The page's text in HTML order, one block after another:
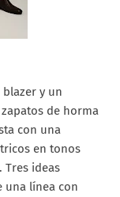
y un
de horma
con una
en tonos
Tres ideas
una línea con